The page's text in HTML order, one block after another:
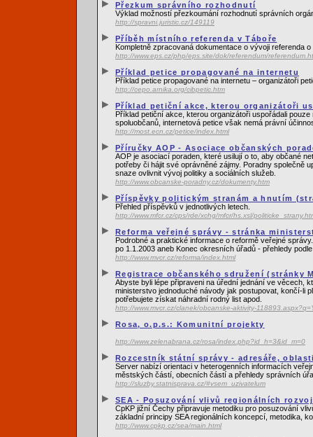
Přezkum správního rozhodnutí
Výklad možností přezkoumání rozhodnutí správních
http://spravni.juristic.cz/149119
Příběh místního referenda v Táboře
Kompletně zpracovaná dokumentace o vývoji referenda
http://www.eps.cz/php/eps.site/dok/referendum/
Příklad petice propagované na internetu
Příklad petice propagované na internetu – organizátoři
http://cepo.arnika.org/cibpetic.htm
Příklad petiční akce, kterou organizátoři
Příklad petiční akce, kterou organizátoři uspořádali
spoluobčanů, internetová petice však nemá právní
http://most.ecn.cz/petice/index.html
Příručky AOP - Asociace občanských
AOP je asociací poraden, které usilují o to, aby občané
potřeby či hájit své oprávněné zájmy. Poradny společně
snaze ovlivnit vývoj politiky a sociálních služeb.
http://www.obcanske-poradny.cz/dokumenty.htm
Příspěvky politickým stranám a hnutím
Přehled příspěvků v jednotlivých letech.
http://www.mfcr.cz/cps/rde/xchg/mfcr/hs.xsl/
Reforma veřejné správy - stránka
Podrobné a praktické informace o reformě veřejné
po 1.1.2003 aneb Konec okresních úřadů - přehledy
http://www.mvcr.cz/reforma/index.html
Registrace občanského sdružení (stránky
Abyste byli lépe připraveni na úřední jednání ve věcech,
ministerstvo jednoduché návody jak postupovat, končí-li
potřebujete získat náhradní rodný list apod.
http://www.mvcr.cz/clanek/obcanske-aktivity-
Rosa, o.p.s.: Komunitní projekty
http://www.zelenabrana.cz/rosa/index.php?id_h=3&id_m=0
Rozcestník státní správy - adresáře,
Server nabízí orientaci v heterogenních informacích
městských částí, obecních částí a přehledy správních
http://sluzby.statnisprava.cz/#vsem_uzivatelum
SEA - Posuzování vlivů regionálních
CpKP jižní Čechy připravuje metodiku pro posuzování
základní principy SEA regionálních koncepcí, metodika,
http://www.cpkp.cz/sea/main.html